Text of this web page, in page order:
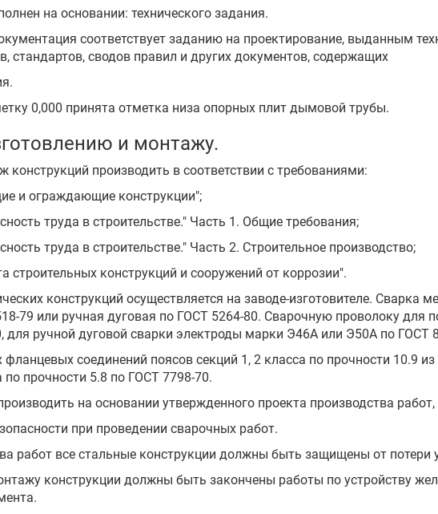
на основании: технического задания.
соответствует заданию на проектирование, выданным
стандартов, сводов правил и других документов, содержащих
0,000 принята отметка низа опорных плит дымовой трубы.
и монтажу.
конструкций производить в соответствии с требованиями:
и ограждающие конструкции";
труда в строительстве." Часть 1. Общие требования;
труда в строительстве." Часть 2. Строительное производство;
строительных конструкций и сооружений от коррозии".
конструкций осуществляется на заводе-изготовителе. Сварка
79 или ручная дуговая по ГОСТ 5264-80. Сварочную проволоку для
для ручной дуговой сварки электроды марки Э46А или Э50А по ГОСТ
соединений поясов секций 1, 2 класса по прочности 10.9
прочности 5.8 по ГОСТ 7798-70.
на основании утвержденного проекта производства
при проведении сварочных работ.
работ все стальные конструкции должны быть защищены от потери
конструкции должны быть закончены работы по устройству